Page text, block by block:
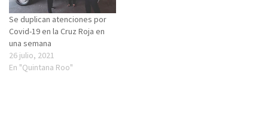
Se duplican atenciones por
Covid-19 en la Cruz Roja en
una semana
26 julio, 2021
En "Quintana Roo"